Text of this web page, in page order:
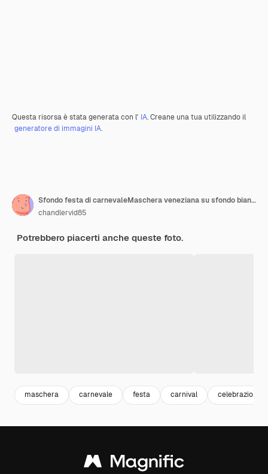
Questa risorsa è stata generata con l' IA. Creane una tua utilizzando il
generatore di immagini IA.
Sfondo festa di carnevaleMaschera veneziana su sfondo bianco con coriandoli Copia spazio
chandlervid85
Potrebbero piacerti anche queste foto.
maschera carnevale festa carnival celebrazione